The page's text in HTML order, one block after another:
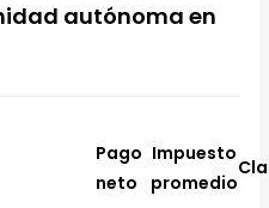
autónoma en
Pago
neto
Impuesto
promedio